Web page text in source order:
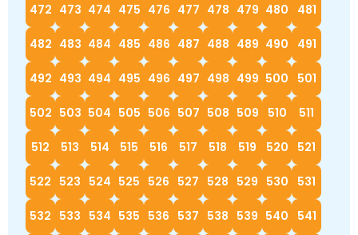
472 473 474 475 476 477 478 479 480 481
482 483 484 485 486 487 488 489 490 491
492 493 494 495 496 497 498 499 500 501
502 503 504 505 506 507 508 509 510 511
512 513 514 515 516 517 518 519 520 521
522 523 524 525 526 527 528 529 530 531
532 533 534 535 536 537 538 539 540 541